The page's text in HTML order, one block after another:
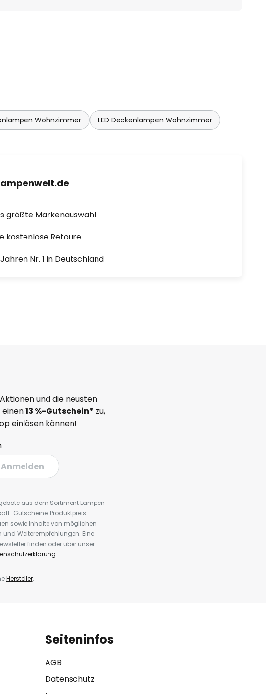
Wohnzimmer LED Deckenlampen Wohnzimmer
größte Markenauswahl
kostenlose Retoure
Nr. 1 in Deutschland
und die neusten
einen13 %-Gutschein* zu,
einlösen können!
Anmelden
aus dem Sortiment Lampen
Gutscheine, Produktpreis-
sowie Inhalte von möglichen
Weiterempfehlungen. Eine
finden oder über unser
.
Hersteller.
Seiteninfos
AGB
Datenschutz